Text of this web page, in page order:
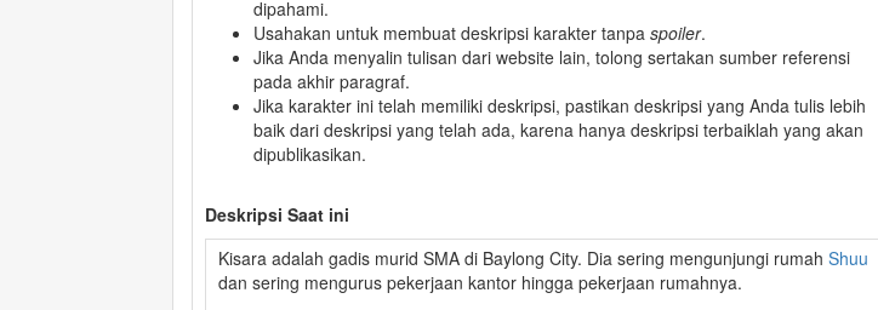
dipahami.
Usahakan untuk membuat deskripsi karakter tanpa spoiler.
Jika Anda menyalin tulisan dari website lain, tolong sertakan sumber referensi
pada akhir paragraf.
Jika karakter ini telah memiliki deskripsi, pastikan deskripsi yang Anda tulis lebih
baik dari deskripsi yang telah ada, karena hanya deskripsi terbaiklah yang akan
dipublikasikan.
Deskripsi Saat ini
Kisara adalah gadis murid SMA di Baylong City. Dia sering mengunjungi rumah Shuu
dan sering mengurus pekerjaan kantor hingga pekerjaan rumahnya.